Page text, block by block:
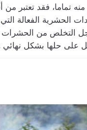
تماما، فقد تعتبر
الحشرية الفعالة
التخلص من الحشرات
على حلها بشكل نهائي